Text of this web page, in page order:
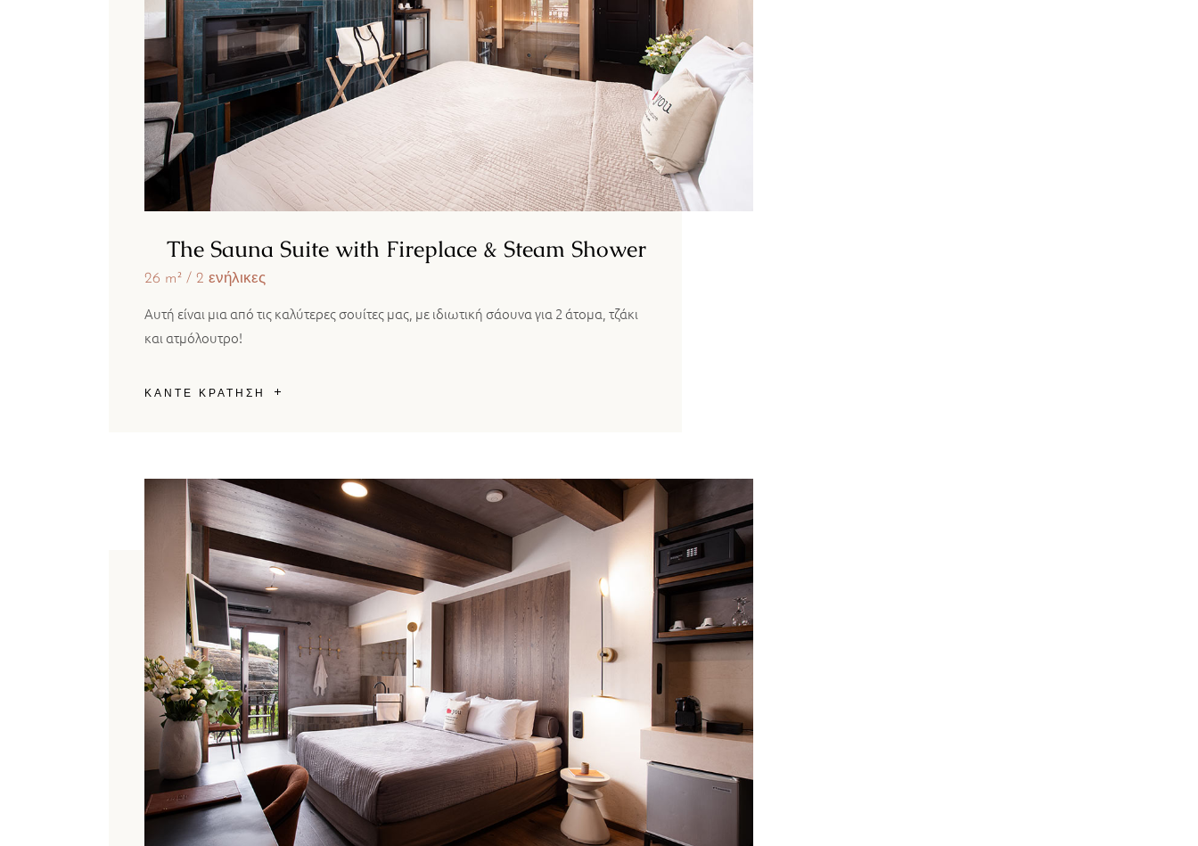
The Sauna Suite with Fireplace & Steam Shower
26 m² 2 ενήλικες
Αυτή είναι μια από τις καλύτερες σουίτες μας, με ιδιωτική σάουνα για 2 άτομα, τζάκι
και ατμόλουτρο!
ΚΑΝΤΕ ΚΡΑΤΗΣΗ